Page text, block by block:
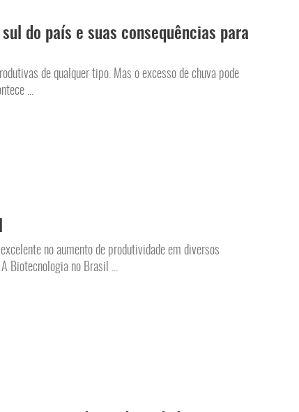
do país e suas consequências para
de qualquer tipo. Mas o excesso de chuva pode
...
no aumento de produtividade em diversos
Biotecnologia no Brasil ...